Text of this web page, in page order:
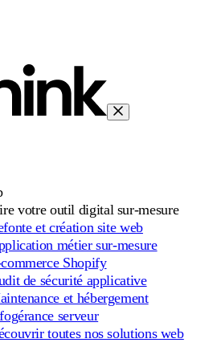
votre outil digital sur-mesure
et création site web
métier sur-mesure
Shopify
de sécurité applicative
et hébergement
serveur
toutes nos solutions web